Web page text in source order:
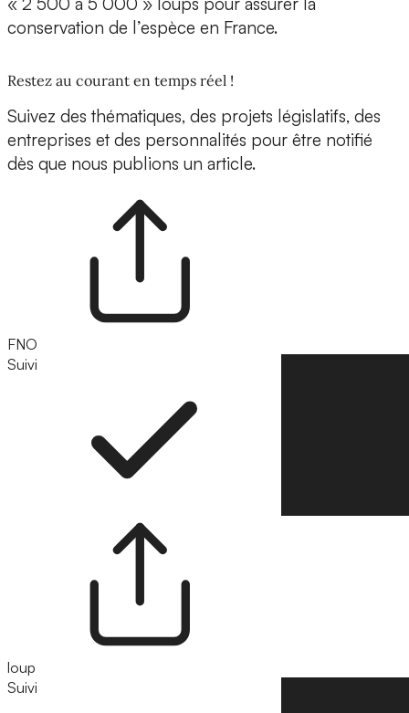
conservation de l’espèce en France.
Restez au courant en temps réel !
Suivez des thématiques, des projets législatifs, des
entreprises et des personnalités pour être notifié
dès que nous publions un article.
FNO
Suivi
loup
Suivi